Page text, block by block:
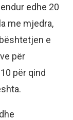
edhe 20
me mjedra,
e
për
për qind